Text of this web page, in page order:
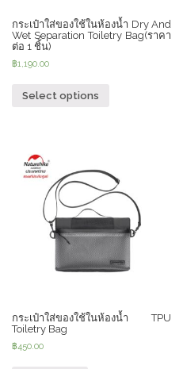
กระเป๋าใส่ของใช้ในห้องน้ำ Dry And
Wet Separation Toiletry Bag(ราคา
ต่อ 1 ชิ้น)
฿1,190.00
Select options
กระเป๋าใส่ของใช้ในห้องน้ำ TPU
Toiletry Bag
฿450.00